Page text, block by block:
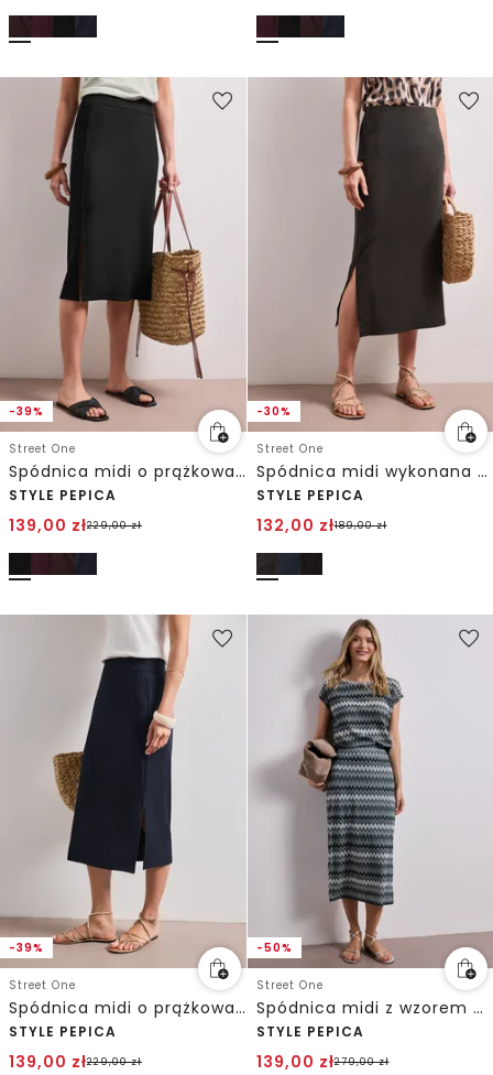
-39%
Street One
Spódnica midi o prążkowanej strukturze z elastycznym paskiem w talii
STYLE PEPICA
139,00 zł229,00zł
-30%
Street One
Spódnica midi wykonana z jerseyu w jednolitym kolorze
STYLE PEPICA
132,00 zł189,00zł
-39%
Street One
Spódnica midi o prążkowanej strukturze z elastycznym paskiem w talii
STYLE PEPICA
139,00 zł229,00zł
-50%
Street One
Spódnica midi z wzorem w zygzaki
STYLE PEPICA
139,00 zł279,00zł